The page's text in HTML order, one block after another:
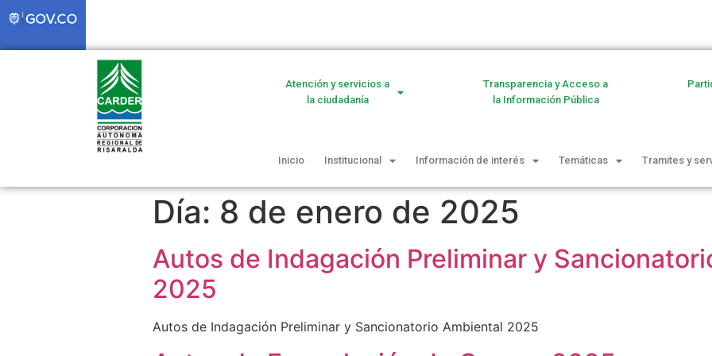
Atención y servicios a
la ciudadanía
Transparencia y Acceso a
la Información Pública
Inicio Institucional Información de interés Temáticas Tramites y
Día: 8 de enero de 2025
Autos de Indagación Preliminar y
2025
Autos de Indagación Preliminar y Sancionatorio Ambiental 2025